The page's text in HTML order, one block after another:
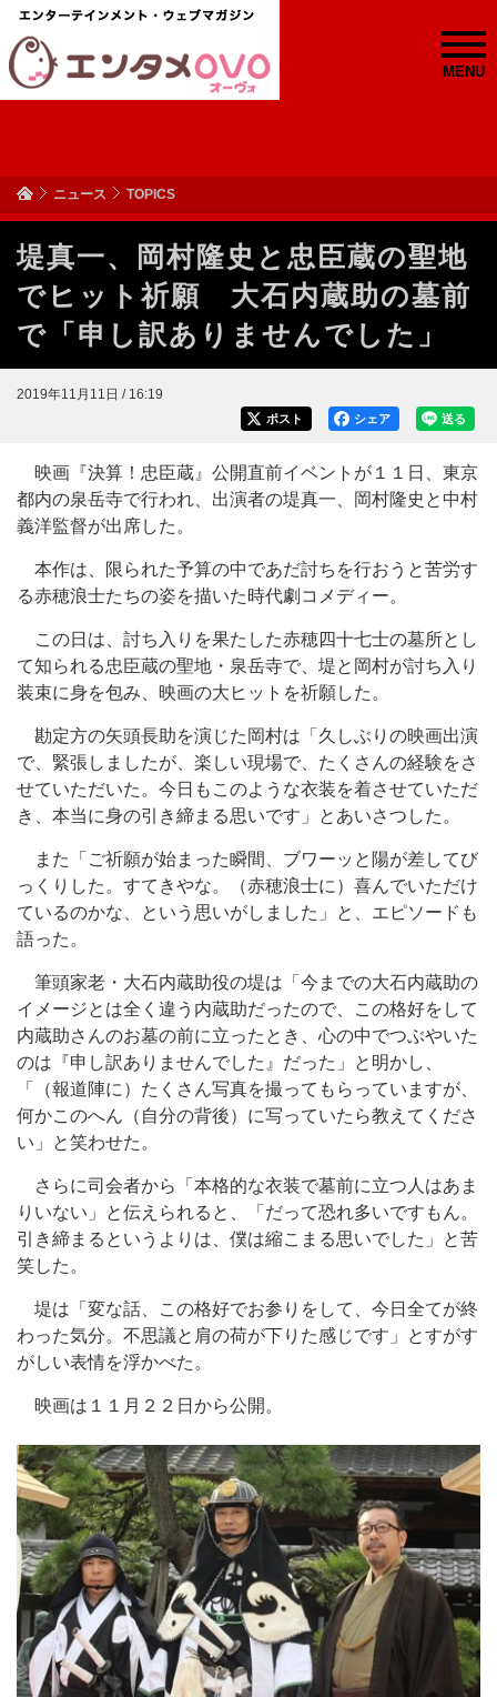
MENU
ニュース TOPICS
堤真一、岡村隆史と忠臣蔵の聖地
でヒット祈願 大石内蔵助の墓前
で「申し訳ありませんでした」
2019年11月11日 / 16:19
送る
シェア
ポスト
映画『決算！忠臣蔵』公開直前イベントが１１日、東京
都内の泉岳寺で行われ、出演者の堤真一、岡村隆史と中村
義洋監督が出席した。
本作は、限られた予算の中であだ討ちを行おうと苦労す
る赤穂浪士たちの姿を描いた時代劇コメディー。
この日は、討ち入りを果たした赤穂四十七士の墓所とし
て知られる忠臣蔵の聖地・泉岳寺で、堤と岡村が討ち入り
装束に身を包み、映画の大ヒットを祈願した。
勘定方の矢頭長助を演じた岡村は「久しぶりの映画出演
で、緊張しましたが、楽しい現場で、たくさんの経験をさ
せていただいた。今日もこのような衣装を着させていただ
き、本当に身の引き締まる思いです」とあいさつした。
また「ご祈願が始まった瞬間、ブワーッと陽が差してび
っくりした。すてきやな。（赤穂浪士に）喜んでいただけ
ているのかな、という思いがしました」と、エピソードも
語った。
筆頭家老・大石内蔵助役の堤は「今までの大石内蔵助の
イメージとは全く違う内蔵助だったので、この格好をして
内蔵助さんのお墓の前に立ったとき、心の中でつぶやいた
のは『申し訳ありませんでした』だった」と明かし、
「（報道陣に）たくさん写真を撮ってもらっていますが、
何かこのへん（自分の背後）に写っていたら教えてくださ
い」と笑わせた。
さらに司会者から「本格的な衣装で墓前に立つ人はあま
りいない」と伝えられると、「だって恐れ多いですもん。
引き締まるというよりは、僕は縮こまる思いでした」と苦
笑した。
堤は「変な話、この格好でお参りをして、今日全てが終
わった気分。不思議と肩の荷が下りた感じです」とすがす
がしい表情を浮かべた。
映画は１１月２２日から公開。